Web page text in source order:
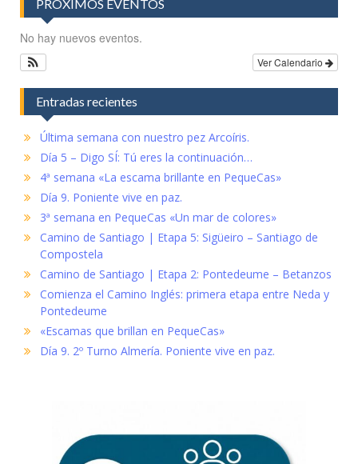
PRÓXIMOS EVENTOS
No hay nuevos eventos.
Ver Calendario
Entradas recientes
Última semana con nuestro pez Arcoíris.
Día 5 – Digo SÍ: Tú eres la continuación…
4ª semana «La escama brillante en PequeCas»
Día 9. Poniente vive en paz.
3ª semana en PequeCas «Un mar de colores»
Camino de Santiago | Etapa 5: Sigüeiro – Santiago de
Compostela
Camino de Santiago | Etapa 2: Pontedeume – Betanzos
Comienza el Camino Inglés: primera etapa entre Neda y
Pontedeume
«Escamas que brillan en PequeCas»
Día 9. 2º Turno Almería. Poniente vive en paz.